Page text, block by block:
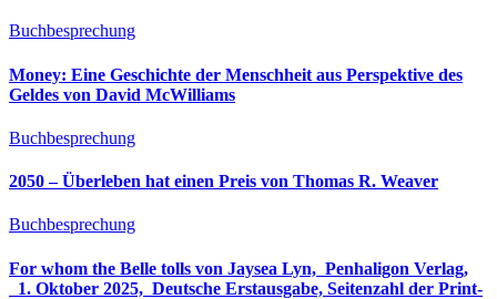
Buchbesprechung
Money: Eine Geschichte der Menschheit aus Perspektive des
Geldes von David McWilliams
Buchbesprechung
2050 – Überleben hat einen Preis von Thomas R. Weaver
Buchbesprechung
For whom the Belle tolls von Jaysea Lyn, ‎ Penhaligon Verlag,
‎ 1. Oktober 2025, ‎ Deutsche Erstausgabe, Seitenzahl der Print-